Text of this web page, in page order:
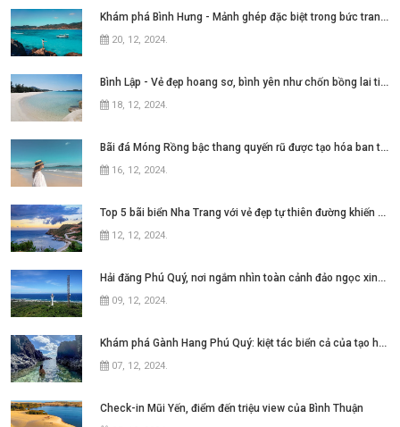
Khám phá Bình Hưng - Mảnh ghép đặc biệt trong bức tranh Tứ Bình tại Nha Trang
20, 12, 2024.
Bình Lập - Vẻ đẹp hoang sơ, bình yên như chốn bồng lai tiên cảnh
18, 12, 2024.
Bãi đá Móng Rồng bậc thang quyến rũ được tạo hóa ban tặng cho Cô Tô
16, 12, 2024.
Top 5 bãi biển Nha Trang với vẻ đẹp tự thiên đường khiến bao người thương nhớ
12, 12, 2024.
Hải đăng Phú Quý, nơi ngắm nhìn toàn cảnh đảo ngọc xinh đẹp
09, 12, 2024.
Khám phá Gành Hang Phú Quý: kiệt tác biển cả của tạo hóa
07, 12, 2024.
Check-in Mũi Yến, điểm đến triệu view của Bình Thuận